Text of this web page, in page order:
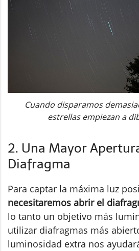
Cuando disparamos
estrellas empiezan a
2. Una Mayor
Diafragma
Para captar la máxima luz
necesitaremos abrir el
lo tanto un objetivo más
utilizar diafragmas más
luminosidad extra nos